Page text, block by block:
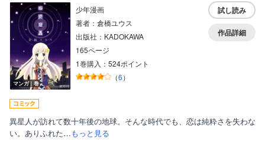
マンガ｜巻
少年漫画
著者：倉橋ユウス
出版社：KADOKAWA
165ページ
1巻購入：524ポイント
（6）
試し読み
作品詳細
異星人が訪れて数十年後の地球。そんな時代でも、恋は純粋さを失わな
い。ありふれた…もっと見る